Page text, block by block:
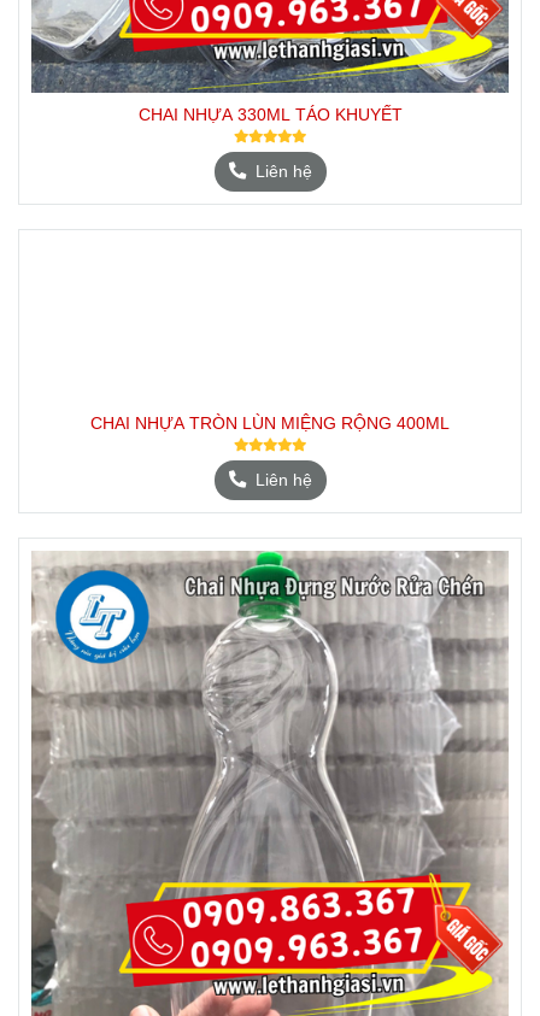
CHAI NHỰA 330ML TÁO KHUYẾT
Liên hệ
CHAI NHỰA TRÒN LÙN MIỆNG RỘNG 400ML
Liên hệ